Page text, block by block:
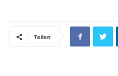
Teilen